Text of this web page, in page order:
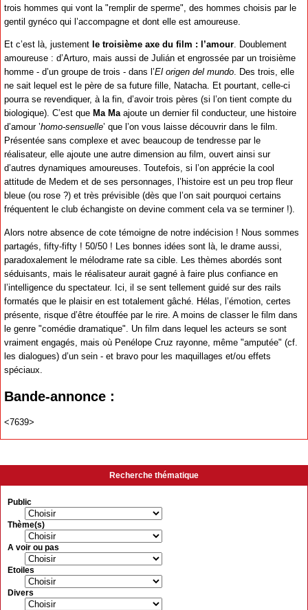
trois hommes qui vont la "remplir de sperme", des hommes choisis par le
gentil gynéco qui l’accompagne et dont elle est amoureuse.
Et c’est là, justement le troisième axe du film : l’amour. Doublement
amoureuse : d’Arturo, mais aussi de Julián et engrossée par un troisième
homme - d’un groupe de trois - dans l’El origen del mundo. Des trois, elle
ne sait lequel est le père de sa future fille, Natacha. Et pourtant, celle-ci
pourra se revendiquer, à la fin, d’avoir trois pères (si l’on tient compte du
biologique). C’est que Ma Maajoute un dernier fil conducteur, une histoire
d’amour ’homo-sensuelle’ que l’on vous laisse découvrir dans le film.
Présentée sans complexe et avec beaucoup de tendresse par le
réalisateur, elle ajoute une autre dimension au film, ouvert ainsi sur
d’autres dynamiques amoureuses. Toutefois, si l’on apprécie la cool
attitude de Medem et de ses personnages, l’histoire est un peu trop fleur
bleue (ou rose ?) et très prévisible (dès que l’on sait pourquoi certains
fréquentent le club échangiste on devine comment cela va se terminer !).
Alors notre absence de cote témoigne de notre indécision ! Nous sommes
partagés, fifty-fifty ! 50/50 ! Les bonnes idées sont là, le drame aussi,
paradoxalement le mélodrame rate sa cible. Les thèmes abordés sont
séduisants, mais le réalisateur aurait gagné à faire plus confiance en
l’intelligence du spectateur. Ici, il se sent tellement guidé sur des rails
formatés que le plaisir en est totalement gâché. Hélas, l’émotion, certes
présente, risque d’être étouffée par le rire. A moins de classer le film dans
le genre "comédie dramatique". Un film dans lequel les acteurs se sont
vraiment engagés, mais où Penélope Cruz rayonne, même "amputée" (cf.
les dialogues) d’un sein - et bravo pour les maquillages et/ou effets
spéciaux.
Bande-annonce :
<7639>
Recherche thématique
Public
Thème(s)
A voir ou pas
Etoiles
Divers